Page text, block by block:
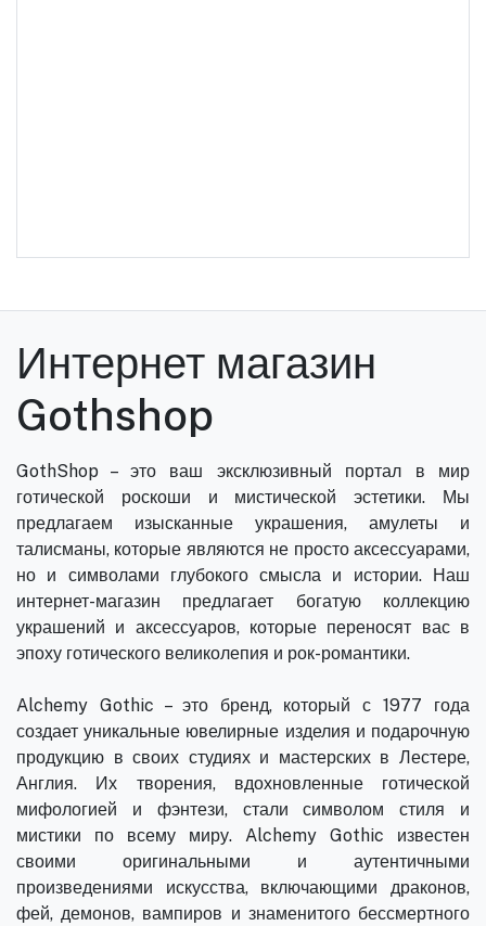
Интернет магазин
Gothshop
GothShop – это ваш эксклюзивный портал в мир
готической роскоши и мистической эстетики. Мы
предлагаем изысканные украшения, амулеты и
талисманы, которые являются не просто аксессуарами,
но и символами глубокого смысла и истории. Наш
интернет-магазин предлагает богатую коллекцию
украшений и аксессуаров, которые переносят вас в
эпоху готического великолепия и рок-романтики.
Alchemy Gothic – это бренд, который с 1977 года
создает уникальные ювелирные изделия и подарочную
продукцию в своих студиях и мастерских в Лестере,
Англия. Их творения, вдохновленные готической
мифологией и фэнтези, стали символом стиля и
мистики по всему миру. Alchemy Gothic известен
своими оригинальными и аутентичными
произведениями искусства, включающими драконов,
фей, демонов, вампиров и знаменитого бессмертного